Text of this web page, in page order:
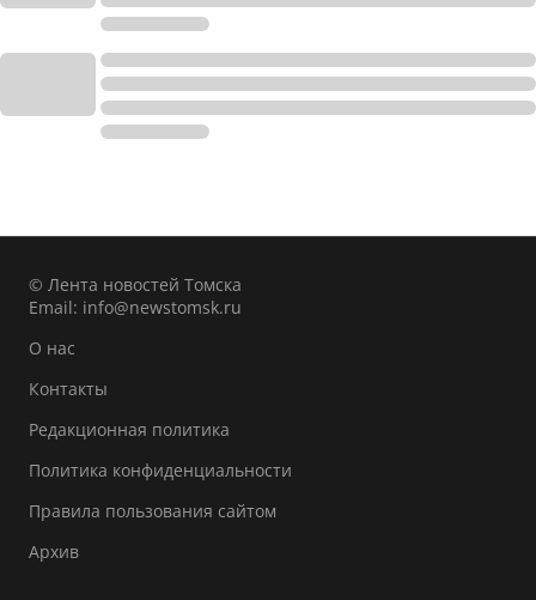
© Лента новостей Томска
Email: info@newstomsk.ru
О нас
Контакты
Редакционная политика
Политика конфиденциальности
Правила пользования сайтом
Архив